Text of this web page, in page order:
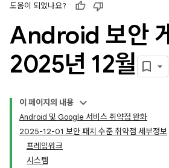
도움이 되었나요?
Android 보안
2025년 12월
이 페이지의 내용
Android 및 Google 서비스 취약점 완화
2025-12-01 보안 패치 수준 취약점 세부정보
프레임워크
시스템